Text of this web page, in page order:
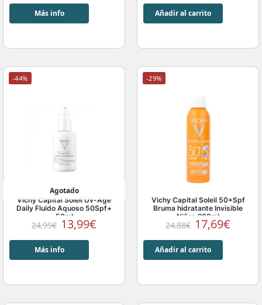
Más info Añadir al carrito
-44%
Agotado
Vichy Capital Soleil Uv-Age
Daily Fluido Aquoso 50Spf+
50ml
24,99€ 13,99€
Más info
-29%
Vichy Capital Soleil 50+Spf
Bruma hidratante Invisible
Niños 200ml
24,88€ 17,69€
Añadir al carrito